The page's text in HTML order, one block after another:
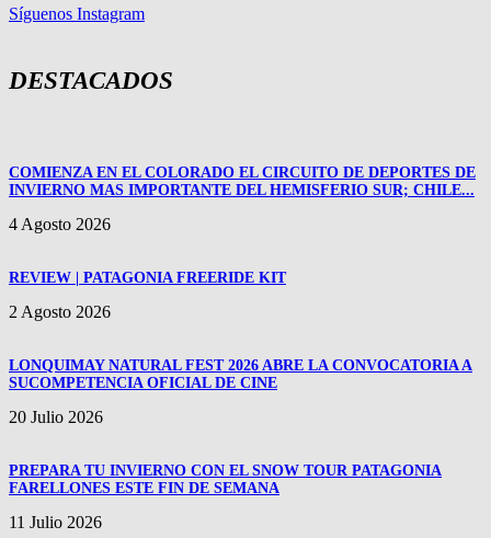
Síguenos Instagram
DESTACADOS
COMIENZA EN EL COLORADO EL CIRCUITO DE DEPORTES DE
INVIERNO MAS IMPORTANTE DEL HEMISFERIO SUR; CHILE...
4 Agosto 2026
REVIEW | PATAGONIA FREERIDE KIT
2 Agosto 2026
LONQUIMAY NATURAL FEST 2026 ABRE LA CONVOCATORIA A
SUCOMPETENCIA OFICIAL DE CINE
20 Julio 2026
PREPARA TU INVIERNO CON EL SNOW TOUR PATAGONIA
FARELLONES ESTE FIN DE SEMANA
11 Julio 2026